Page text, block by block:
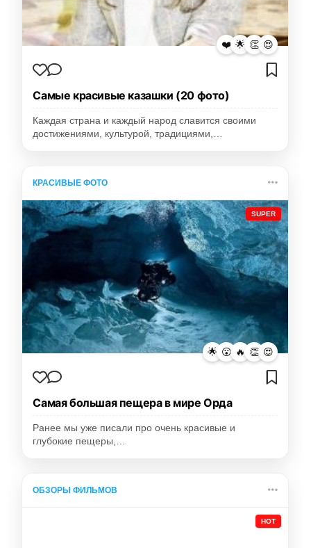
❤️ 🌟 👏 😍
Самые красивые казашки (20 фото)
Каждая страна и каждый народ славится своими
достижениями, культурой, традициями,…
КРАСИВЫЕ ФОТО
SUPER
🌟 😮 🔥 👏 😍
Самая большая пещера в мире Орда
Ранее мы уже писали про очень красивые и
глубокие пещеры,…
ОБЗОРЫ ФИЛЬМОВ
HOT